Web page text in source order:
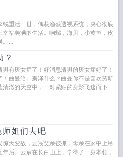
锐重活一世，偶获渔获透视系统，决心彻底
福美满的生活。响螺，海贝，小黄鱼，皮
。...
？
有厌女症了！好消息渣男的厌女症好了！
曲曼给。秦泽什么？曲曼你不是喜欢劳斯
澈的天空中，一对紧贴的身影飞速而下。
师姐们去吧
天变故，云宸父亲被抓，母亲在家中上吊
后。云宸在长白山上，学得了一身本领，